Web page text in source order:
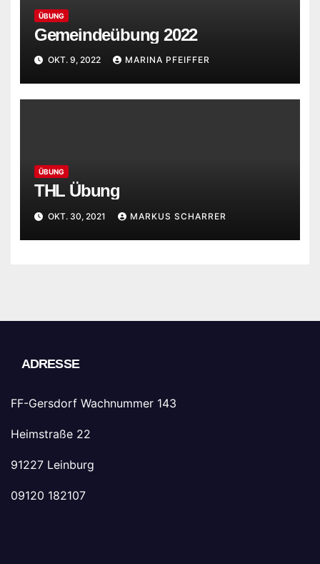
ÜBUNG
Gemeindeübung 2022
OKT. 9, 2022 MARINA PFEIFFER
ÜBUNG
THL Übung
OKT. 30, 2021 MARKUS SCHARRER
ADRESSE
FF-Gersdorf Wachnummer 143
Heimstraße 22
91227 Leinburg
09120 182107